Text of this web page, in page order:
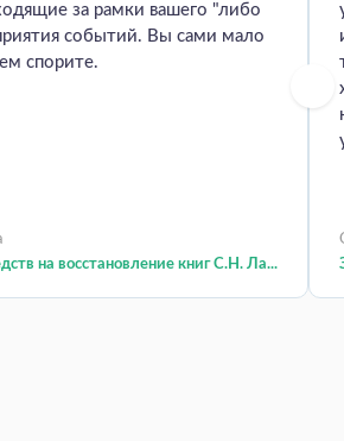
за рамки вашего "либо
событий. Вы сами мало
спорите.
на восстановление книг С.Н. Ла...